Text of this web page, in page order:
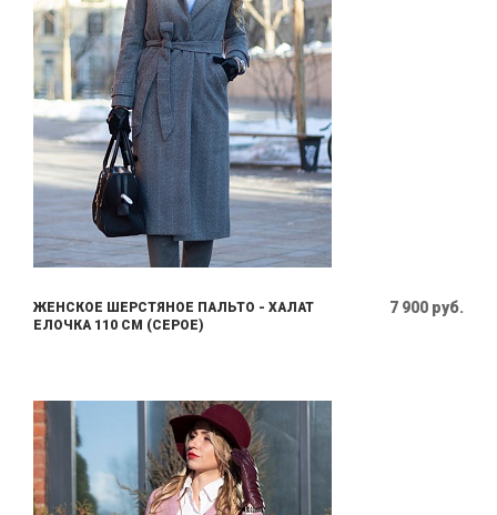
ЖЕНСКОЕ ШЕРСТЯНОЕ ПАЛЬТО - ХАЛАТ
ЕЛОЧКА 110 СМ (СЕРОЕ)
7 900 руб.